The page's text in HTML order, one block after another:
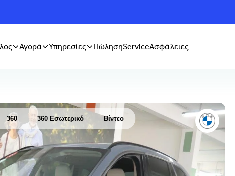
Αγορά Υπηρεσίες ΠώλησηServiceΑσφάλειες
360 360 Εσωτερικό Βίντεο